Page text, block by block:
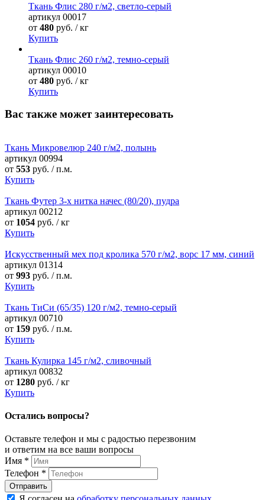
Ткань Флис 280 г/м2, светло-серый
артикул 00017
от 480 руб. / кг
Купить
Ткань Флис 260 г/м2, темно-серый
артикул 00010
от 480 руб. / кг
Купить
Вас также может заинтересовать
Ткань Микровелюр 240 г/м2, полынь
артикул 00994
от 553 руб. / п.м.
Купить
Ткань Футер 3-х нитка начес (80/20), пудра
артикул 00212
от 1054 руб. / кг
Купить
Искусственный мех под кролика 570 г/м2, ворс 17 мм, синий
артикул 01314
от 993 руб. / п.м.
Купить
Ткань ТиСи (65/35) 120 г/м2, темно-серый
артикул 00710
от 159 руб. / п.м.
Купить
Ткань Кулирка 145 г/м2, сливочный
артикул 00832
от 1280 руб. / кг
Купить
Остались вопросы?
Оставьте телефон и мы с радостью перезвоним
и ответим на все ваши вопросы
Имя *
Телефон *